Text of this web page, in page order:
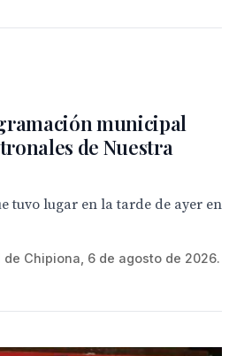
municipal
de Nuestra
tuvo lugar en la tarde de ayer en
Chipiona, 6 de agosto de 2026.